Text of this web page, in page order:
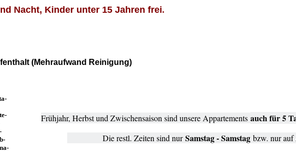
Nacht, Kinder unter 15 Jahren frei.
(Mehraufwand Reinigung)
Frühjahr, Herbst und Zwischensaison sind unsere Appartements auch für 5
Die restl. Zeiten sind nurSamstag - Samstagbzw. nur auf